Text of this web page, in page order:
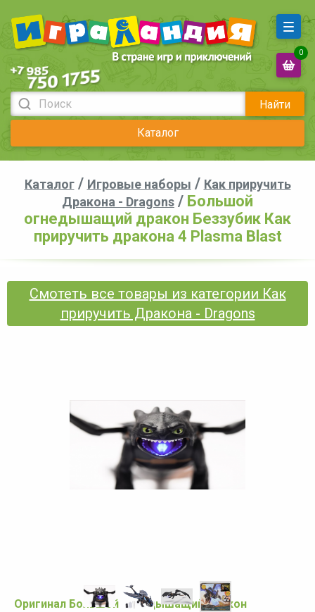
Найти
Каталог
0
Каталог/ Игровые наборы / Как приручить
Дракона - Dragons / Большой
огнедышащий дракон Беззубик Как
приручить дракона 4 Plasma Blast
Смотеть все товары из категории Как
приручить Дракона - Dragons
Оригинал Большой огнедышащий дракон